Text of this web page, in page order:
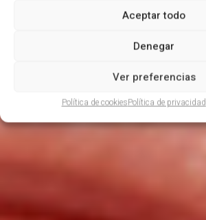
Aceptar todo
Denegar
Ver preferencias
Política de cookiesPolítica de privacidad